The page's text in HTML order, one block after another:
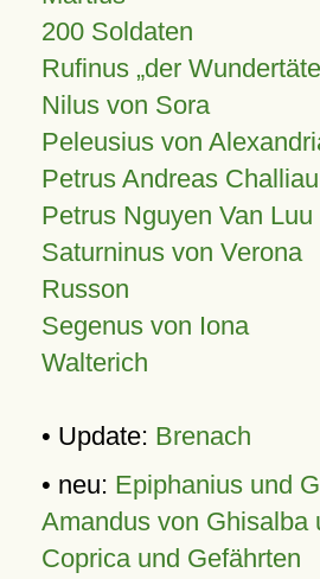
200 Soldaten
Rufinus „der
Nilus von Sora
Peleusius von
Petrus Andreas Challiau
Petrus Nguyen Van Luu
Saturninus von Verona
Russon
Segenus von Iona
Walterich
• Update: Brenach
• neu: Epiphanius und
Amandus von Ghisalba
Coprica und Gefährten